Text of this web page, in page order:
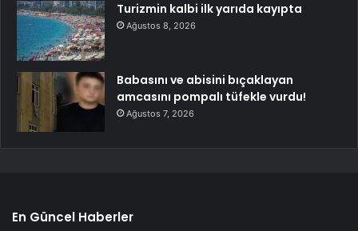
Turizmin kalbi ilk yarıda kayıpta
Ağustos 8, 2026
Babasını ve abisini bıçaklayan
amcasını pompalı tüfekle vurdu!
Ağustos 7, 2026
En Güncel Haberler